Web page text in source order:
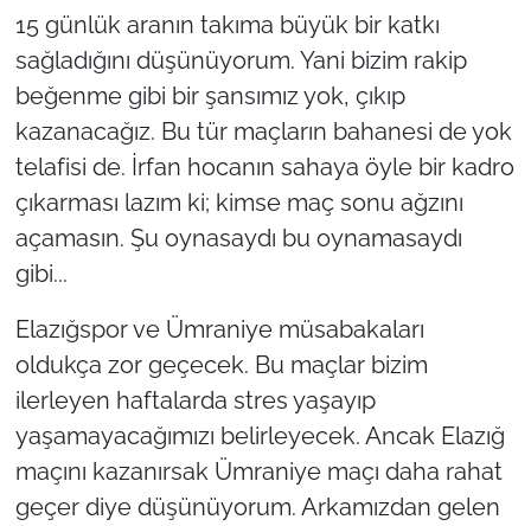
15 günlük aranın takıma büyük bir katkı
sağladığını düşünüyorum. Yani bizim rakip
beğenme gibi bir şansımız yok, çıkıp
kazanacağız. Bu tür maçların bahanesi de yok
telafisi de. İrfan hocanın sahaya öyle bir kadro
çıkarması lazım ki; kimse maç sonu ağzını
açamasın. Şu oynasaydı bu oynamasaydı
gibi...
Elazığspor ve Ümraniye müsabakaları
oldukça zor geçecek. Bu maçlar bizim
ilerleyen haftalarda stres yaşayıp
yaşamayacağımızı belirleyecek. Ancak Elazığ
maçını kazanırsak Ümraniye maçı daha rahat
geçer diye düşünüyorum. Arkamızdan gelen